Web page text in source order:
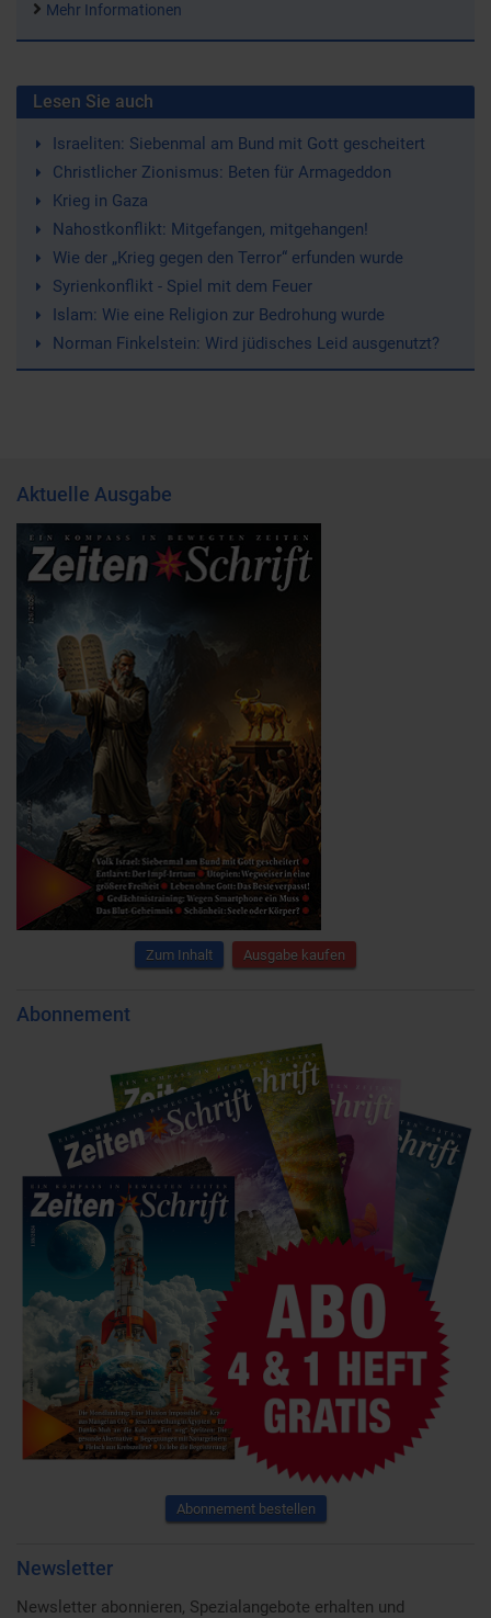
Mehr Informationen
Lesen Sie auch
Israeliten: Siebenmal am Bund mit Gott gescheitert
Christlicher Zionismus: Beten für Armageddon
Krieg in Gaza
Nahostkonflikt: Mitgefangen, mitgehangen!
Wie der „Krieg gegen den Terror“ erfunden wurde
Syrienkonflikt - Spiel mit dem Feuer
Islam: Wie eine Religion zur Bedrohung wurde
Norman Finkelstein: Wird jüdisches Leid ausgenutzt?
Aktuelle Ausgabe
Zum Inhalt Ausgabe kaufen
Abonnement
Abonnement bestellen
Newsletter
Newsletter abonnieren, Spezialangebote erhalten und